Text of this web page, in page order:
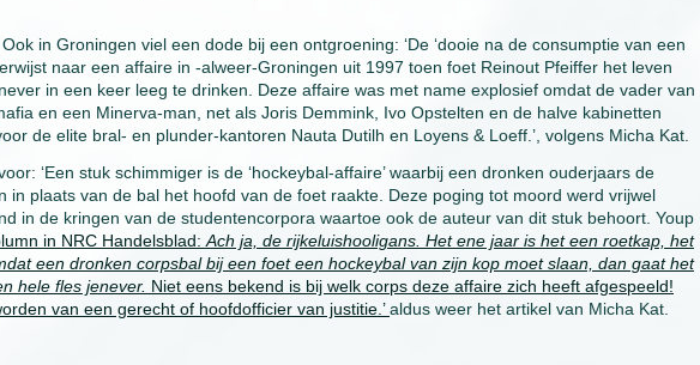
in Groningen viel een dode bij een ontgroening: ‘De ‘dooie na de consumptie van een
naar een affaire in -alweer-Groningen uit 1997 toen foet Reinout Pfeiffer het leven
in een keer leeg te drinken. Deze affaire was met name explosief omdat de vader van
en een Minerva-man, net als Joris Demmink, Ivo Opstelten en de halve kabinetten
de elite bral- en plunder-kantoren Nauta Dutilh en Loyens & Loeff.’, volgens Micha Kat.
‘Een stuk schimmiger is de ‘hockeybal-affaire’ waarbij een dronken ouderjaars de
in plaats van de bal het hoofd van de foet raakte. Deze poging tot moord werd vrijwel
in de kringen van de studentencorpora waartoe ook de auteur van dit stuk behoort. Youp
in NRC Handelsblad: Ach ja, de rijkeluishooligans. Het ene jaar is het een roetkap, het
een dronken corpsbal bij een foet een hockeybal van zijn kop moet slaan, dan gaat het
hele fles jenever. Niet eens bekend is bij welk corps deze affaire zich heeft afgespeeld!
van een gerecht of hoofdofficier van justitie.’aldus weer het artikel van Micha Kat.